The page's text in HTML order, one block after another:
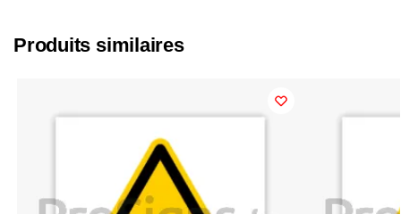
Produits similaires